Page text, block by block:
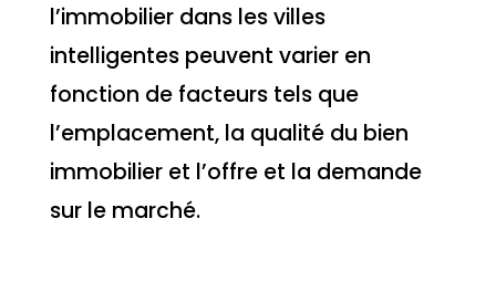
l’immobilier dans les villes
intelligentes peuvent varier en
fonction de facteurs tels que
l’emplacement, la qualité du bien
immobilier et l’offre et la demande
sur le marché.